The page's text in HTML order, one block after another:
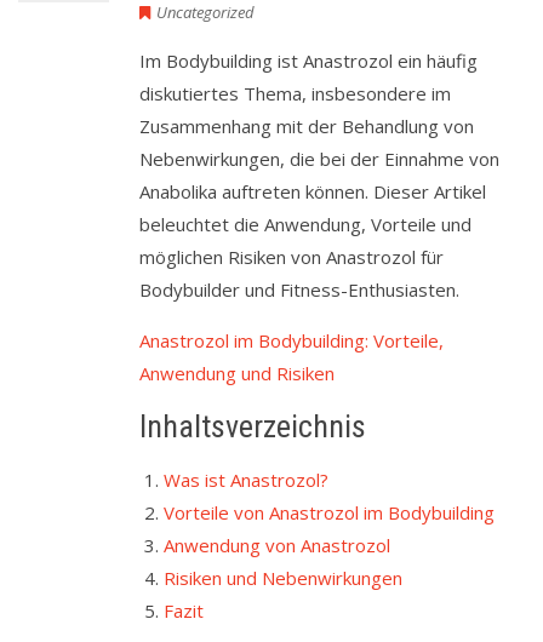
Uncategorized
Im Bodybuilding ist Anastrozol ein häufig
diskutiertes Thema, insbesondere im
Zusammenhang mit der Behandlung von
Nebenwirkungen, die bei der Einnahme von
Anabolika auftreten können. Dieser Artikel
beleuchtet die Anwendung, Vorteile und
möglichen Risiken von Anastrozol für
Bodybuilder und Fitness-Enthusiasten.
Anastrozol im Bodybuilding: Vorteile,
Anwendung und Risiken
Inhaltsverzeichnis
Was ist Anastrozol?
Vorteile von Anastrozol im Bodybuilding
Anwendung von Anastrozol
Risiken und Nebenwirkungen
Fazit